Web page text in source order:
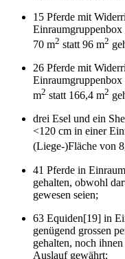
15 Pferde mit
70 m2 statt 96 m2
26 Pferde mit
m2 statt 166,4 m2
drei Esel und ein
<120 cm in einer
(Liege-)Fläche von
41 Pferde in
gehalten, obwohl
gewesen seien;
63 Equiden[19] in
genügend grossen
gehalten, noch
Auslauf gewährt;